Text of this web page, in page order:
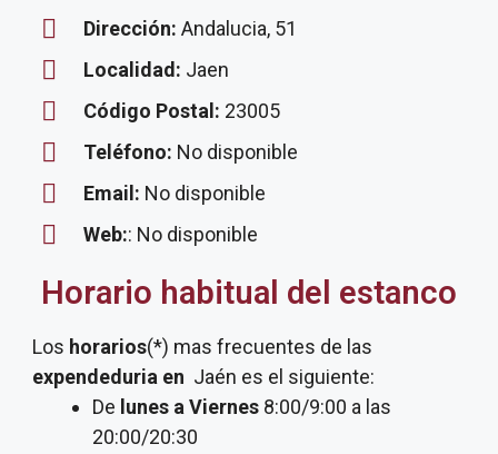
Dirección: Andalucia, 51
Localidad: Jaen
Código Postal: 23005
Teléfono: No disponible
Email: No disponible
Web:: No disponible
Horario habitual del estanco
Los horarios(*) mas frecuentes de las
expendeduria en Jaén es el siguiente:
De lunes a Viernes 8:00/9:00 a las
20:00/20:30